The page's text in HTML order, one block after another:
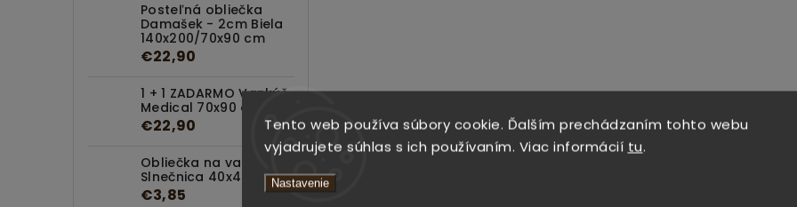
Tento web používa súbory cookie. Ďalším prechádzaním tohto webu
vyjadrujete súhlas s ich používaním. Viac informácií tu.
Nastavenie
Posteľná obliečka
Damašek - 2cm Biela
140x200/70x90 cm
€22,90
1 + 1 ZADARMO Vankúš
Medical 70x90 cm
€22,90
Obliečka na vankúš
Slnečnica 40x40 cm
€3,85